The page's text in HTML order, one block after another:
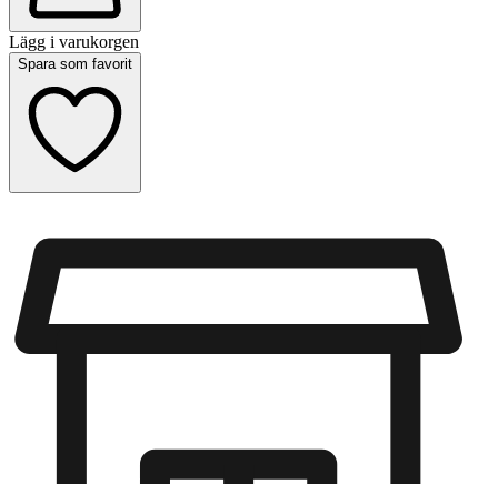
Lägg i varukorgen
Spara som favorit